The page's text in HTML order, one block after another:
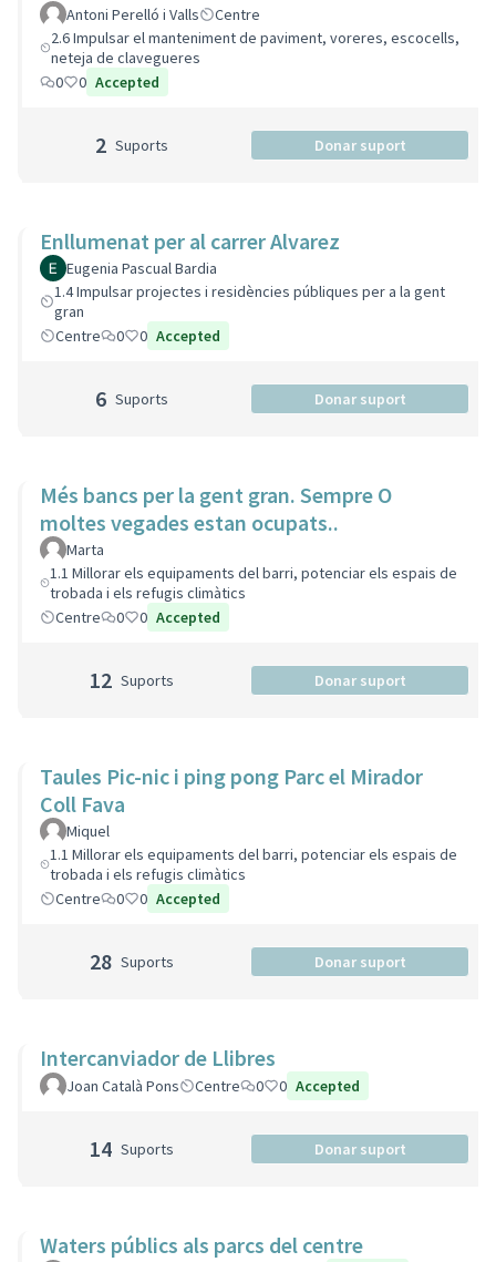
Antoni Perelló i Valls
Centre
2.6 Impulsar el manteniment de paviment, voreres, escocells,
neteja de clavegueres
0
0 Accepted
2 Suports Donar suport
Enllumenat per al carrer Alvarez
Eugenia Pascual Bardia
1.4 Impulsar projectes i residències públiques per a la gent
gran
Centre
0 0 Accepted
6 Suports Donar suport
Més bancs per la gent gran. Sempre O
moltes vegades estan ocupats..
Marta
1.1 Millorar els equipaments del barri, potenciar els espais de
trobada i els refugis climàtics
Centre
0 0 Accepted
12 Suports Donar suport
Taules Pic-nic i ping pong Parc el Mirador
Coll Fava
Miquel
1.1 Millorar els equipaments del barri, potenciar els espais de
trobada i els refugis climàtics
Centre
0 0 Accepted
28 Suports Donar suport
Intercanviador de Llibres
Joan Català Pons Centre 0 0 Accepted
14 Suports Donar suport
Waters públics als parcs del centre